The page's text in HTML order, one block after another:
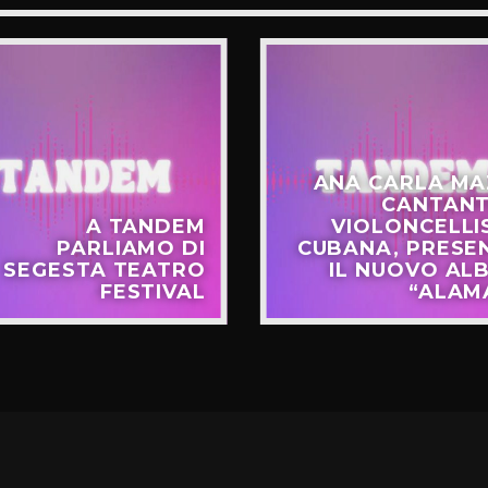
A TANDEM
PARLIAMO DI
SEGESTA TEATRO
FESTIVAL
ANA CARLA
CUBANA,
IL NUOVO